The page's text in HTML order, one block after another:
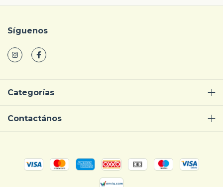
Síguenos
Categorías
Contactános